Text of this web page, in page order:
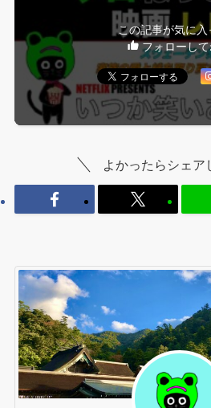
この記事が気に入
フォローし
よかったらシェア